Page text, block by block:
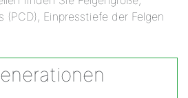
(PCD), Einpresstiefe der Felgen